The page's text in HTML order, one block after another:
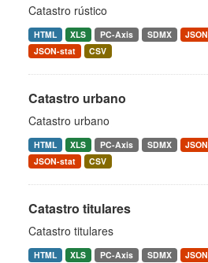
Catastro rústico
HTML XLS PC-Axis SDMX JSON
JSON-stat
CSV
Catastro urbano
Catastro urbano
HTML XLS PC-Axis SDMX JSON
JSON-stat
CSV
Catastro titulares
Catastro titulares
HTML XLS PC-Axis SDMX JSON